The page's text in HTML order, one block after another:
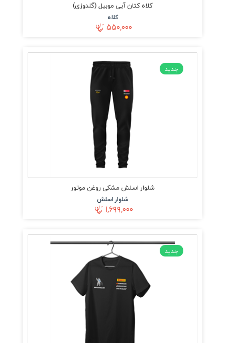
کلاه کتان آبی موبیل (گلدوزی)
کلاه
۵۵۰,۰۰۰
جدید
شلوار اسلش مشکی روغن موتور
شلوار اسلش
۱,۶۹۹,۰۰۰
جدید